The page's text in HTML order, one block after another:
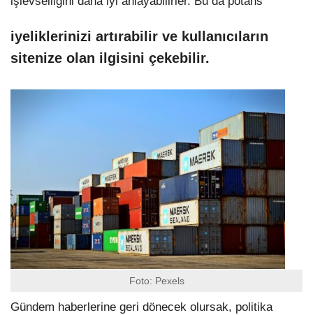
iyeliklerinizi artırabilir ve kullanıcıların
sitenize olan ilgisini çekebilir.
Foto: Pexels
Gündem haberlerine geri dönecek olursak, politika